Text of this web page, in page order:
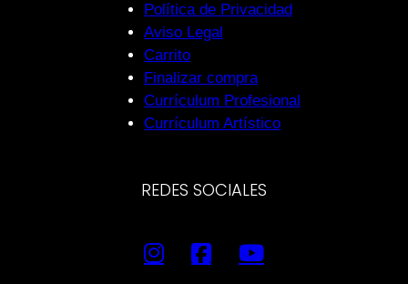
Política de Privacidad
Aviso Legal
Carrito
Finalizar compra
Currículum Profesional
Currículum Artístico
REDES SOCIALES